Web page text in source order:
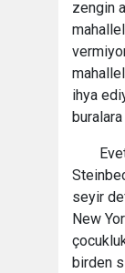
zengin
ihya
buralara
seyir
New
birden